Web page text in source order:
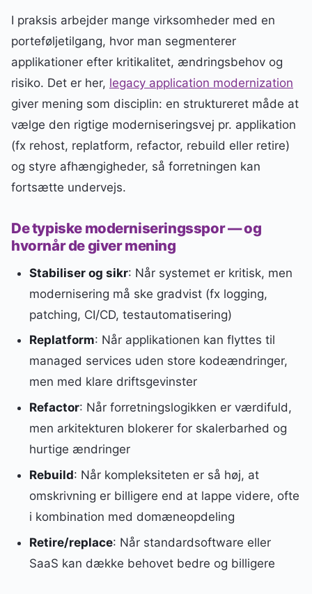
I praksis arbejder mange virksomheder med en
porteføljetilgang, hvor man segmenterer
applikationer efter kritikalitet, ændringsbehov og
risiko. Det er her, legacy application modernization
giver mening som disciplin: en struktureret måde at
vælge den rigtige moderniseringsvej pr. applikation
(fx rehost, replatform, refactor, rebuild eller retire)
og styre afhængigheder, så forretningen kan
fortsætte undervejs.
De typiske moderniseringsspor — og
hvornår de giver mening
Stabiliser og sikr: Når systemet er kritisk, men
modernisering må ske gradvist (fx logging,
patching, CI/CD, testautomatisering)
Replatform: Når applikationen kan flyttes til
managed services uden store kodeændringer,
men med klare driftsgevinster
Refactor: Når forretningslogikken er værdifuld,
men arkitekturen blokerer for skalerbarhed og
hurtige ændringer
Rebuild: Når kompleksiteten er så høj, at
omskrivning er billigere end at lappe videre, ofte
i kombination med domæneopdeling
Retire/replace: Når standardsoftware eller
SaaS kan dække behovet bedre og billigere